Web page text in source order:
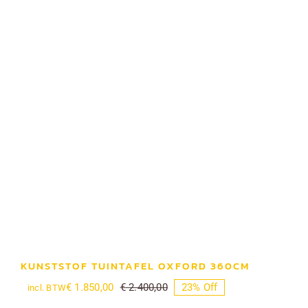
KUNSTSTOF TUINTAFEL OXFORD 360CM
€2.400,00Oorspronkelijke
€ 1.850,00
Huidige
incl. BTW 23% Off